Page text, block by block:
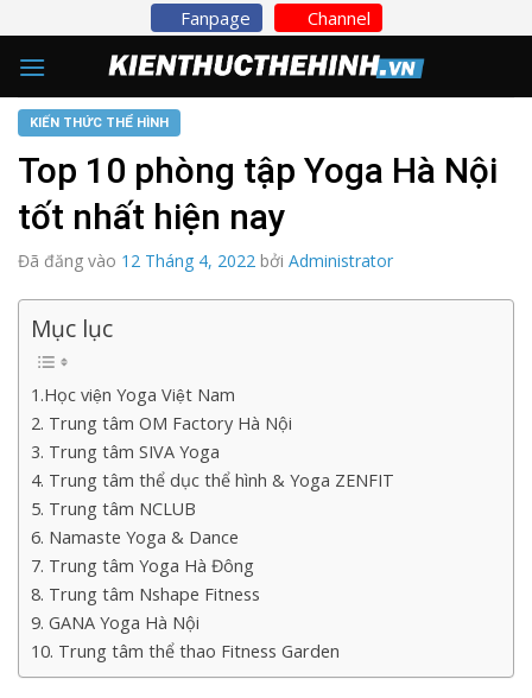
to
content
Fanpage Channel
KIẾN THỨC THỂ HÌNH
Top 10 phòng tập Yoga Hà Nội
tốt nhất hiện nay
Đã đăng vào 12 Tháng 4, 2022 bởi Administrator
Mục lục
1.Học viện Yoga Việt Nam
2. Trung tâm OM Factory Hà Nội
3. Trung tâm SIVA Yoga
4. Trung tâm thể dục thể hình & Yoga ZENFIT
5. Trung tâm NCLUB
6. Namaste Yoga & Dance
7. Trung tâm Yoga Hà Đông
8. Trung tâm Nshape Fitness
9. GANA Yoga Hà Nội
10. Trung tâm thể thao Fitness Garden